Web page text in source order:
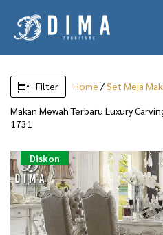
Filter Home /Set Meja
Makan Mewah Terbaru Luxury
1731
Diskon